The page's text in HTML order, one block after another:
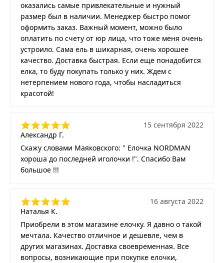
оказались самые привлекательные и нужный
размер был в наличии. Менеджер быстро помог
оформить заказ. Важный момент, можно было
оплатить по счету от юр лица, что тоже меня очень
устроило. Сама ель в шикарная, очень хорошее
качество. Доставка быстрая. Если еще понадобится
елка, то буду покупать только у них. Ждем с
нетерпением нового года, чтобы насладиться
красотой!
Александр Г.
15 сентября 2022
Скажу словами Маяковского: " Елочка NORDMAN
хороша до последней иголочки !". Спасибо Вам
большое !!!
Наталья К.
16 августа 2022
Приобрели в этом магазине елочку. Я давно о такой
мечтала. Качество отличное и дешевле, чем в
других магазинах. Доставка своевременная. Все
вопросы, возникающие при покупке елочки,